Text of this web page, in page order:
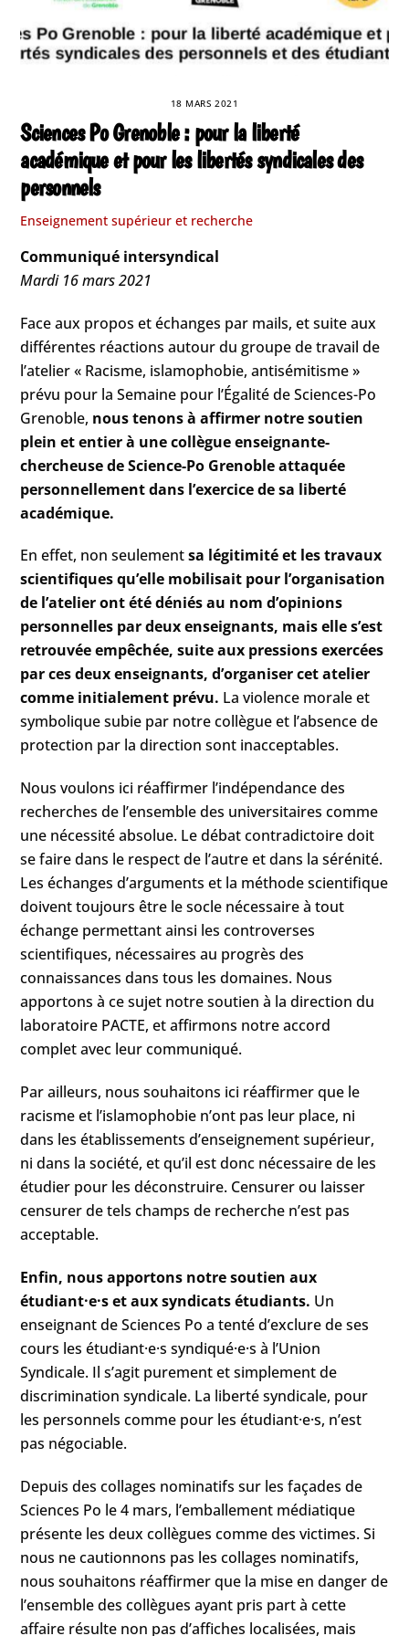
18 MARS 2021
Sciences Po Grenoble : pour la liberté
académique et pour les libertés syndicales des
personnels
Enseignement supérieur et recherche
Communiqué intersyndical
Mardi 16 mars 2021
Face aux propos et échanges par mails, et suite aux
différentes réactions autour du groupe de travail de
l’atelier « Racisme, islamophobie, antisémitisme »
prévu pour la Semaine pour l’Égalité de Sciences-Po
Grenoble, nous tenons à affirmer notre soutien
plein et entier à une collègue enseignante-
chercheuse de Science-Po Grenoble attaquée
personnellement dans l’exercice de sa liberté
académique.
En effet, non seulementsa légitimité et les travaux
scientifiques qu’elle mobilisait pour l’organisation
de l’atelier ont été déniés au nom d’opinions
personnelles par deux enseignants, mais elle s’est
retrouvée empêchée, suite aux pressions exercées
par ces deux enseignants, d’organiser cet atelier
comme initialement prévu. La violence morale et
symbolique subie par notre collègue et l’absence de
protection par la direction sont inacceptables.
Nous voulons ici réaffirmer l’indépendance des
recherches de l’ensemble des universitaires comme
une nécessité absolue. Le débat contradictoire doit
se faire dans le respect de l’autre et dans la sérénité.
Les échanges d’arguments et la méthode scientifique
doivent toujours être le socle nécessaire à tout
échange permettant ainsi les controverses
scientifiques, nécessaires au progrès des
connaissances dans tous les domaines. Nous
apportons à ce sujet notre soutien à la direction du
laboratoire PACTE, et affirmons notre accord
complet avec leur communiqué.
Par ailleurs, nous souhaitons ici réaffirmer que le
racisme et l’islamophobie n’ont pas leur place, ni
dans les établissements d’enseignement supérieur,
ni dans la société, et qu’il est donc nécessaire de les
étudier pour les déconstruire. Censurer ou laisser
censurer de tels champs de recherche n’est pas
acceptable.
Enfin, nous apportons notre soutien aux
étudiant·e·s et aux syndicats étudiants. Un
enseignant de Sciences Po a tenté d’exclure de ses
cours les étudiant·e·s syndiqué·e·s à l’Union
Syndicale. Il s’agit purement et simplement de
discrimination syndicale. La liberté syndicale, pour
les personnels comme pour les étudiant·e·s, n’est
pas négociable.
Depuis des collages nominatifs sur les façades de
Sciences Po le 4 mars, l’emballement médiatique
présente les deux collègues comme des victimes. Si
nous ne cautionnons pas les collages nominatifs,
nous souhaitons réaffirmer que la mise en danger de
l’ensemble des collègues ayant pris part à cette
affaire résulte non pas d’affiches localisées, mais